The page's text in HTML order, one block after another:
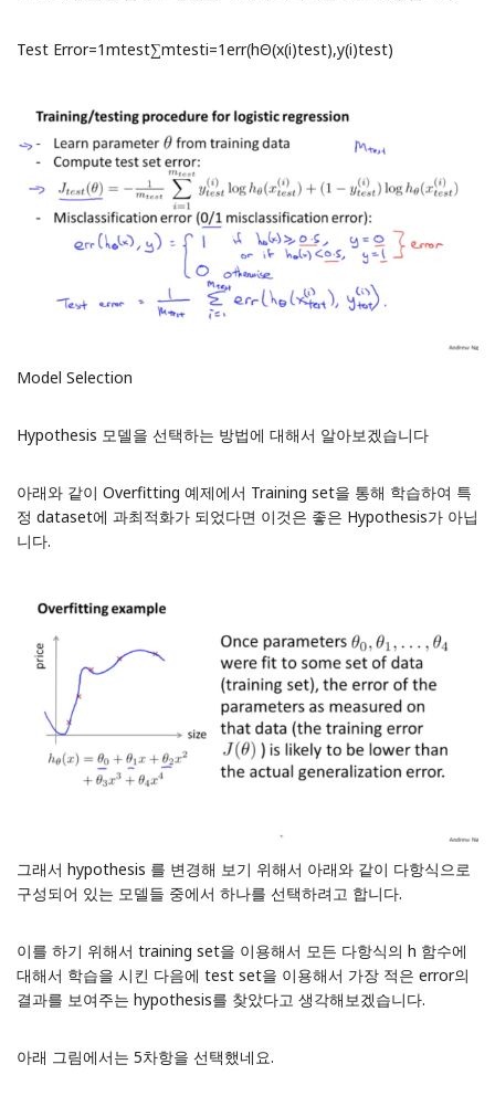
Test Error=1mtest∑mtesti=1err(hΘ(x(i)test),y(i)test)
Model Selection
Hypothesis 모델을 선택하는 방법에 대해서 알아보겠습니다
아래와 같이 Overfitting 예제에서 Training set을 통해 학습하여 특
정 dataset에 과최적화가 되었다면 이것은 좋은 Hypothesis가 아닙
니다.
그래서 hypothesis 를 변경해 보기 위해서 아래와 같이 다항식으로
구성되어 있는 모델들 중에서 하나를 선택하려고 합니다.
이를 하기 위해서 training set을 이용해서 모든 다항식의 h 함수에
대해서 학습을 시킨 다음에 test set을 이용해서 가장 적은 error의
결과를 보여주는 hypothesis를 찾았다고 생각해보겠습니다.
아래 그림에서는 5차항을 선택했네요.